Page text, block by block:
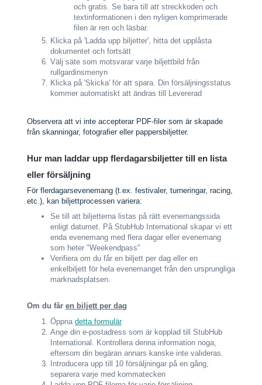
och gratis. Se bara till att streckkoden och
textinformationen i den nyligen komprimerade
filen är ren och läsbar.
Klicka på 'Ladda upp biljetter', hitta det upplåsta
dokumentet och fortsätt
Välj säte som motsvarar varje biljettbild från
rullgardinsmenyn
Klicka på 'Skicka' för att spara. Din försäljningsstatus
kommer automatiskt att ändras till Levererad
Observera att vi inte accepterar PDF-filer som är skapade
från skanningar, fotografier eller pappersbiljetter.
Hur man laddar upp flerdagarsbiljetter till en lista
eller försäljning
För flerdagarsevenemang (t.ex. festivaler, turneringar, racing,
etc.), kan biljettprocessen variera:
Se till att biljetterna listas på rätt evenemangssida
enligt datumet. På StubHub International skapar vi ett
enda evenemang med flera dagar eller evenemang
som heter "Weekendpass"
Verifiera om du får en biljett per dag eller en
enkelbiljett för hela evenemanget från den ursprungliga
marknadsplatsen.
Om du får en biljett per dag
Öppna detta formulär
Ange din e-postadress som är kopplad till StubHub
International. Kontrollera denna information noga,
eftersom din begäran annars kanske inte valideras.
Introducera upp till 10 försäljningar på en gång,
separera varje med kommatecken